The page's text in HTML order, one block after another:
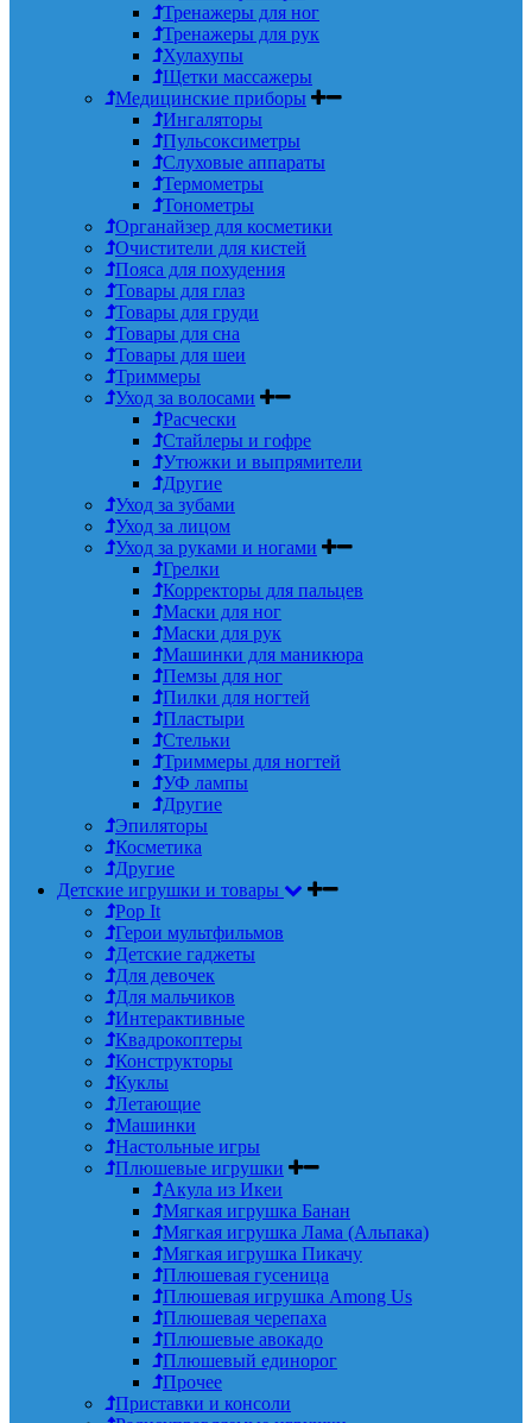
Тренажеры для ног
Тренажеры для рук
Хулахупы
Щетки массажеры
Медицинские приборы
Ингаляторы
Пульсоксиметры
Слуховые аппараты
Термометры
Тонометры
Органайзер для косметики
Очистители для кистей
Пояса для похудения
Товары для глаз
Товары для груди
Товары для сна
Товары для шеи
Триммеры
Уход за волосами
Расчески
Стайлеры и гофре
Утюжки и выпрямители
Другие
Уход за зубами
Уход за лицом
Уход за руками и ногами
Грелки
Корректоры для пальцев
Маски для ног
Маски для рук
Машинки для маникюра
Пемзы для ног
Пилки для ногтей
Пластыри
Стельки
Триммеры для ногтей
УФ лампы
Другие
Эпиляторы
Косметика
Другие
Детские игрушки и товары
Pop It
Герои мультфильмов
Детские гаджеты
Для девочек
Для мальчиков
Интерактивные
Квадрокоптеры
Конструкторы
Куклы
Летающие
Машинки
Настольные игры
Плюшевые игрушки
Акула из Икеи
Мягкая игрушка Банан
Мягкая игрушка Лама (Альпака)
Мягкая игрушка Пикачу
Плюшевая гусеница
Плюшевая игрушка Among Us
Плюшевая черепаха
Плюшевые авокадо
Плюшевый единорог
Прочее
Приставки и консоли